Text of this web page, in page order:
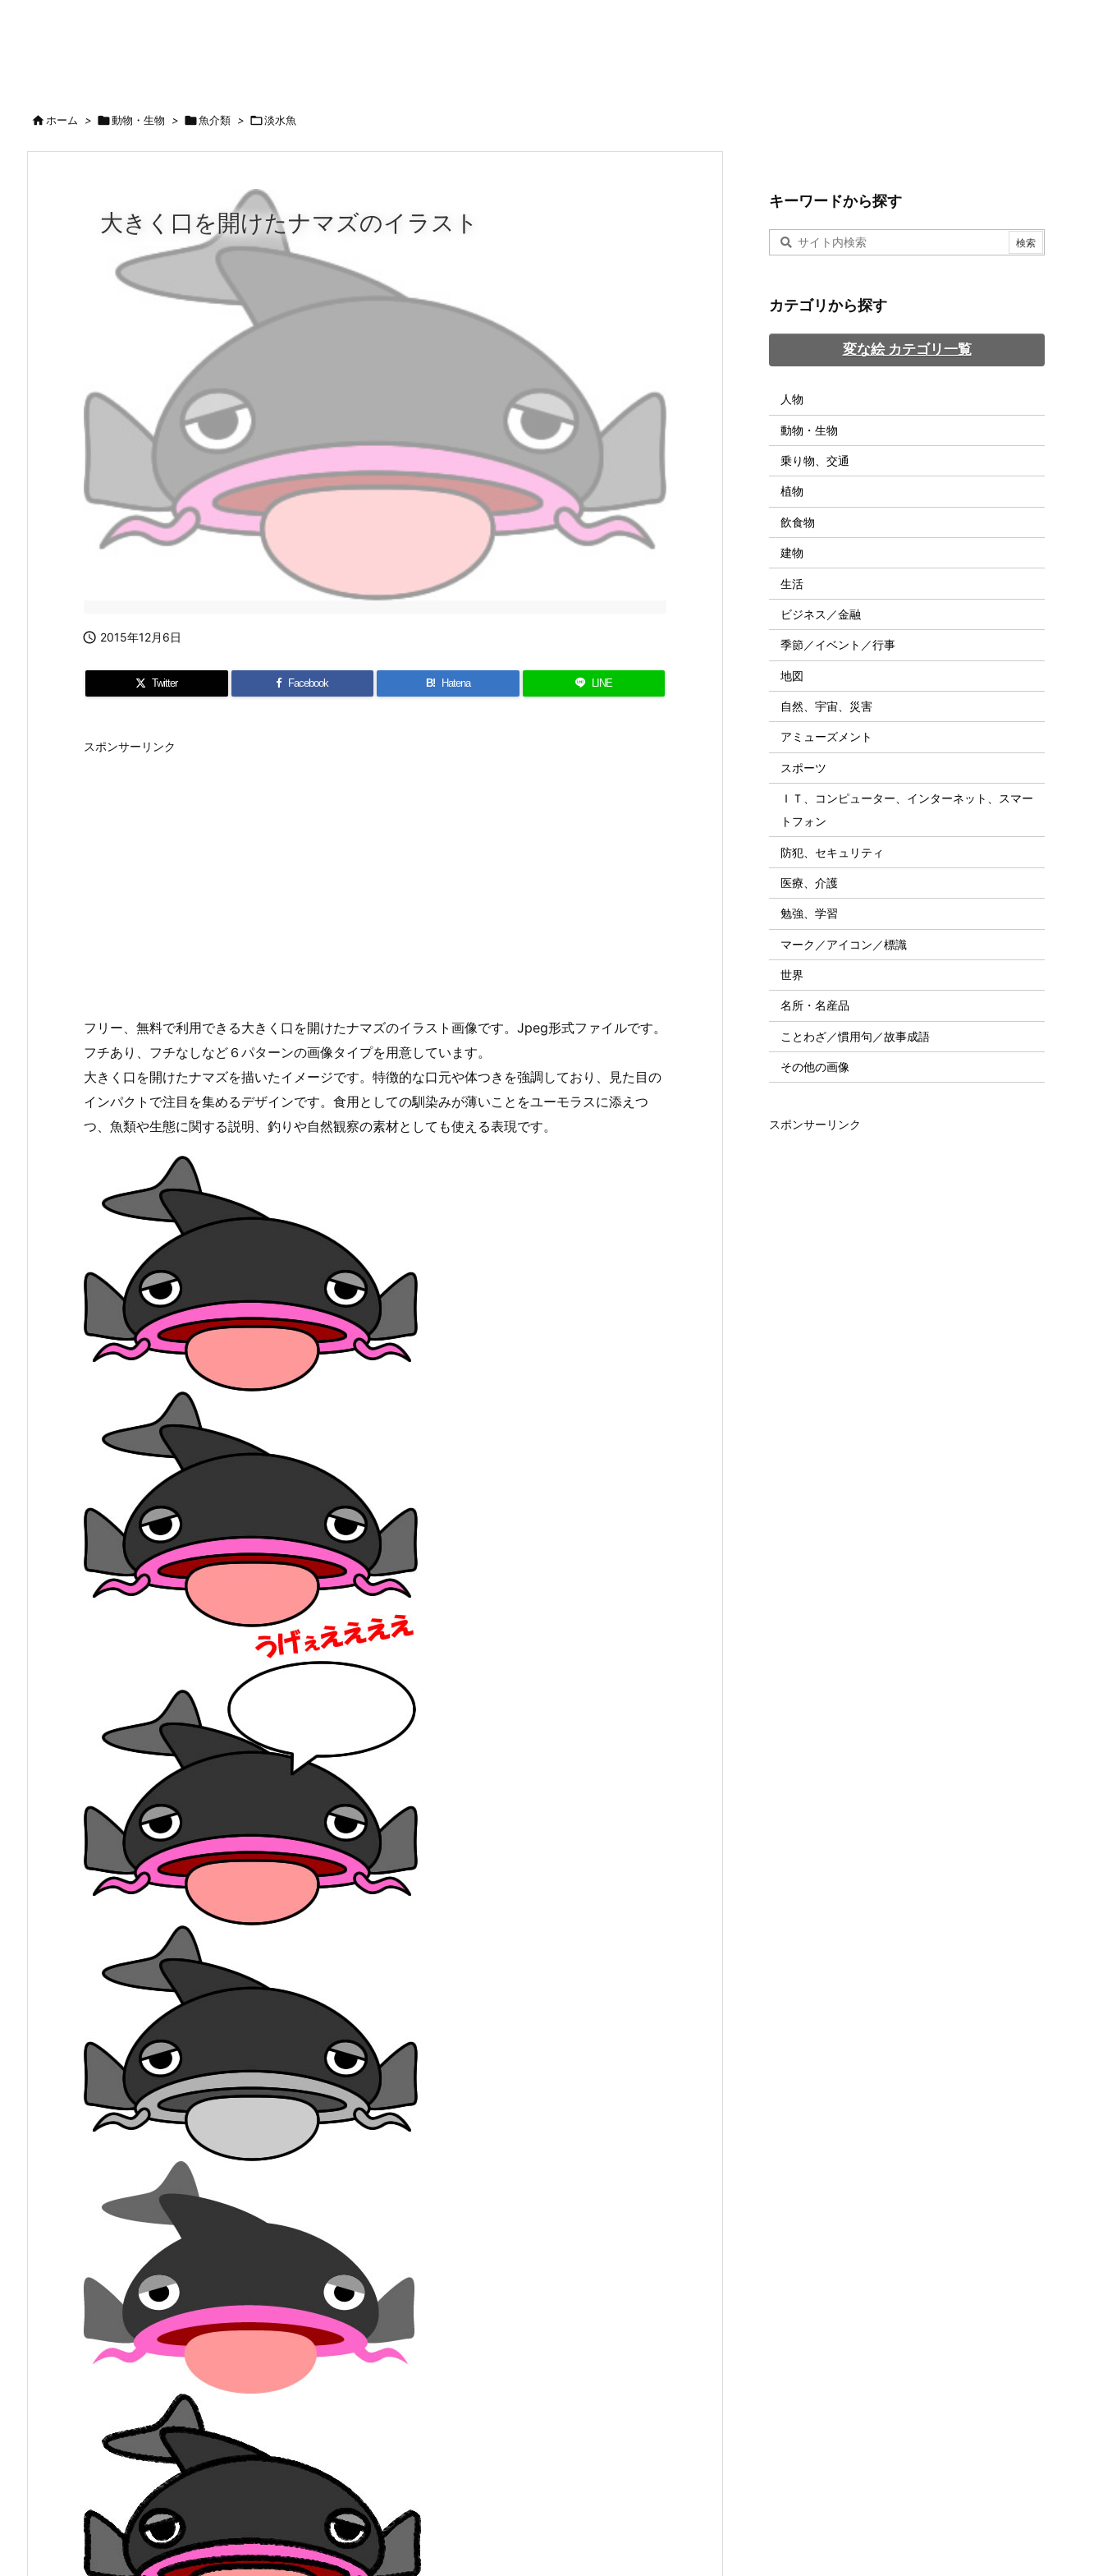
ホーム > 動物・生物 > 魚介類 > 淡水魚
大きく口を開けたナマズのイラスト
 2015年12月6日
Twitter Facebook B! Hatena LINE
スポンサーリンク
フリー、無料で利用できる大きく口を開けたナマズのイラスト画像です。Jpeg形式ファイルです。
フチあり、フチなしなど６パターンの画像タイプを用意しています。
大きく口を開けたナマズを描いたイメージです。特徴的な口元や体つきを強調しており、見た目の
インパクトで注目を集めるデザインです。食用としての馴染みが薄いことをユーモラスに添えつ
つ、魚類や生態に関する説明、釣りや自然観察の素材としても使える表現です。
キーワードから探す
カテゴリから探す
変な絵 カテゴリ一覧
人物
動物・生物
乗り物、交通
植物
飲食物
建物
生活
ビジネス／金融
季節／イベント／行事
地図
自然、宇宙、災害
アミューズメント
スポーツ
ＩＴ、コンピューター、インターネット、スマー
トフォン
防犯、セキュリティ
医療、介護
勉強、学習
マーク／アイコン／標識
世界
名所・名産品
ことわざ／慣用句／故事成語
その他の画像
スポンサーリンク